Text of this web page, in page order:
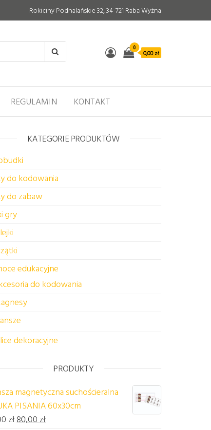
Rokiciny Podhalańskie 32, 34-721 Raba Wyżna
0
0,00 zł
REGULAMIN KONTAKT
KATEGORIE PRODUKTÓW
do kodowania
do zabaw
gry
edukacyjne
do kodowania
dekoracyjne
PRODUKTY
magnetyczna suchościeralna
PISANIA 60x30cm
złPierwotna cena wynosiła: 85,00 zł.
80,00 złAktualna cena wynosi: 80,00 zł.